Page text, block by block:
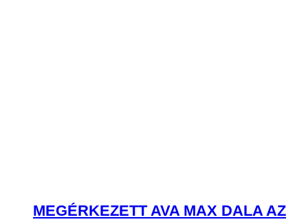
MEGÉRKEZETT AVA MAX DALA AZ